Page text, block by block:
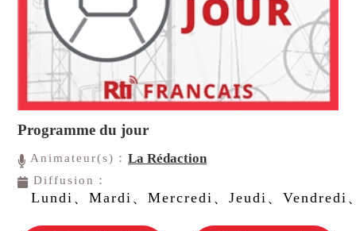
Programme du jour
Animateur(s)：La Rédaction
Diffusion：
Lundi、Mardi、Mercredi、Jeudi、Vendredi